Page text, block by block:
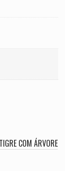
COM ÁRVORE